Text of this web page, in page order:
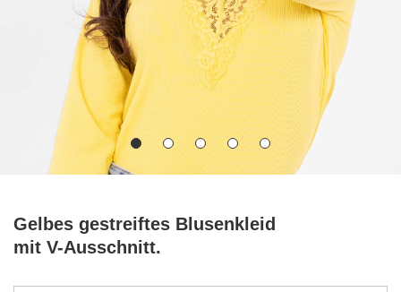
Gelbes gestreiftes Blusenkleid
mit V-Ausschnitt.